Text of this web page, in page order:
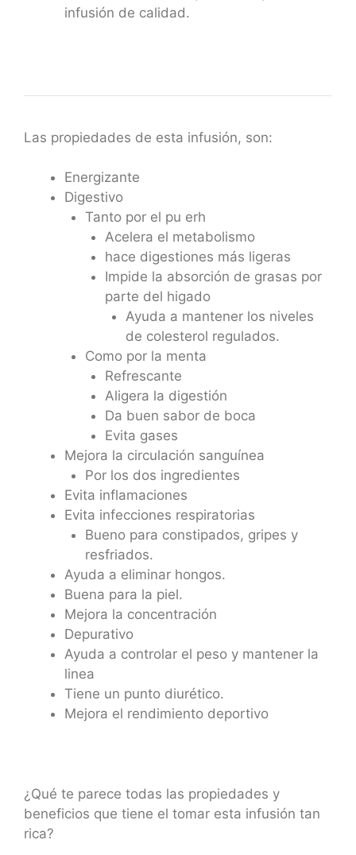
infusión de calidad.
Las propiedades de esta infusión, son:
Energizante
Digestivo
Tanto por el pu erh
Acelera el metabolismo
hace digestiones más ligeras
Impide la absorción de grasas por
parte del higado
Ayuda a mantener los niveles
de colesterol regulados.
Como por la menta
Refrescante
Aligera la digestión
Da buen sabor de boca
Evita gases
Mejora la circulación sanguínea
Por los dos ingredientes
Evita inflamaciones
Evita infecciones respiratorias
Bueno para constipados, gripes y
resfriados.
Ayuda a eliminar hongos.
Buena para la piel.
Mejora la concentración
Depurativo
Ayuda a controlar el peso y mantener la
linea
Tiene un punto diurético.
Mejora el rendimiento deportivo
¿Qué te parece todas las propiedades y
beneficios que tiene el tomar esta infusión tan
rica?